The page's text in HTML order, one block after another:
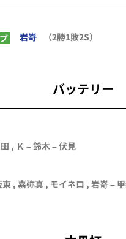
岩嵜 （2勝1敗2S）
バッテリー
, Ｋ –鈴木–伏見
東 , 嘉弥真 , モイネロ , 岩嵜–